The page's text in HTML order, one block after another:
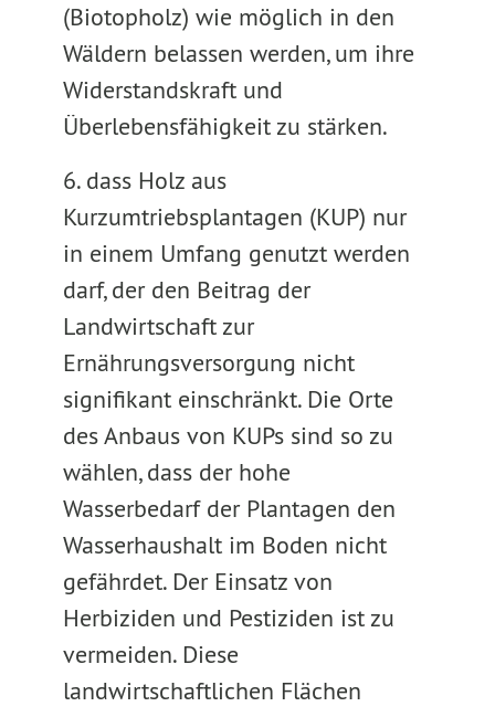
(Biotopholz) wie möglich in den
Wäldern belassen werden, um ihre
Widerstandskraft und
Überlebensfähigkeit zu stärken.
6. dass Holz aus
Kurzumtriebsplantagen (KUP) nur
in einem Umfang genutzt werden
darf, der den Beitrag der
Landwirtschaft zur
Ernährungsversorgung nicht
signifikant einschränkt. Die Orte
des Anbaus von KUPs sind so zu
wählen, dass der hohe
Wasserbedarf der Plantagen den
Wasserhaushalt im Boden nicht
gefährdet. Der Einsatz von
Herbiziden und Pestiziden ist zu
vermeiden. Diese
landwirtschaftlichen Flächen